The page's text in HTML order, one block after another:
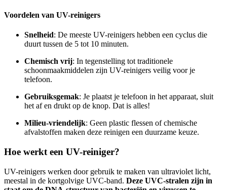
Voordelen van UV-reinigers
Snelheid: De meeste UV-reinigers hebben een cyclus die
duurt tussen de 5 tot 10 minuten.
Chemisch vrij: In tegenstelling tot traditionele
schoonmaakmiddelen zijn UV-reinigers veilig voor je
telefoon.
Gebruiksgemak: Je plaatst je telefoon in het apparaat, sluit
het af en drukt op de knop. Dat is alles!
Milieu-vriendelijk: Geen plastic flessen of chemische
afvalstoffen maken deze reinigen een duurzame keuze.
Hoe werkt een UV-reiniger?
UV-reinigers werken door gebruik te maken van ultraviolet licht,
meestal in de kortgolvige UVC-band. Deze UVC-stralen zijn in